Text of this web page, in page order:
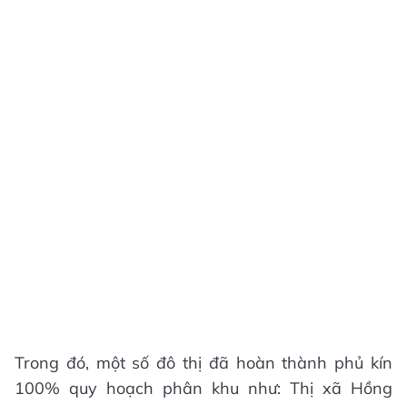
Trong đó, một số đô thị đã hoàn thành phủ kín
100% quy hoạch phân khu như: Thị xã Hồng